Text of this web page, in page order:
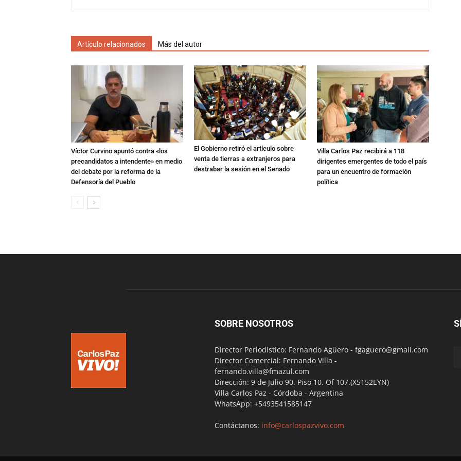
Artículo relacionados Más del autor
Víctor Curvino apuntó contra «los
precandidatos a intendente» en medio
del debate por la reforma de la
Defensoría del Pueblo
El Gobierno retiró el artículo sobre
venta de tierras a extranjeros para
destrabar la sesión en el Senado
Villa Carlos Paz recibirá a 118
dirigentes emergentes de todo el país
para un encuentro de formación
política
SOBRE NOSOTROS
Director Periodístico: Fernando Agüero - fgaguero@gmail.com
Director Comercial: Fernando Villa -
fernando.villa@fmazul.com
Dirección: 9 de Julio 90. Piso 10. Of 107.(X5152EYN)
Villa Carlos Paz - Córdoba - Argentina
WhatsApp: +5493541585147
Contáctanos: info@carlospazvivo.com